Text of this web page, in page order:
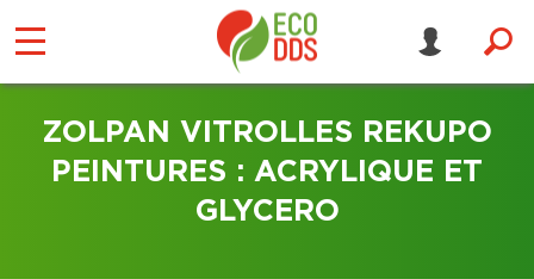
ZOLPAN VITROLLES REKUPO
PEINTURES : ACRYLIQUE ET
GLYCERO